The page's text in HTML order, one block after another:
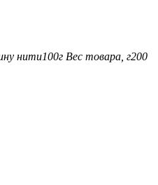
нити100г Вес товара, г200